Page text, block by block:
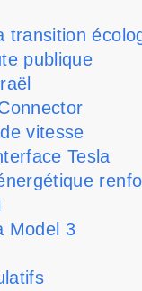
transition
publique
vitesse
Tesla
Model 3